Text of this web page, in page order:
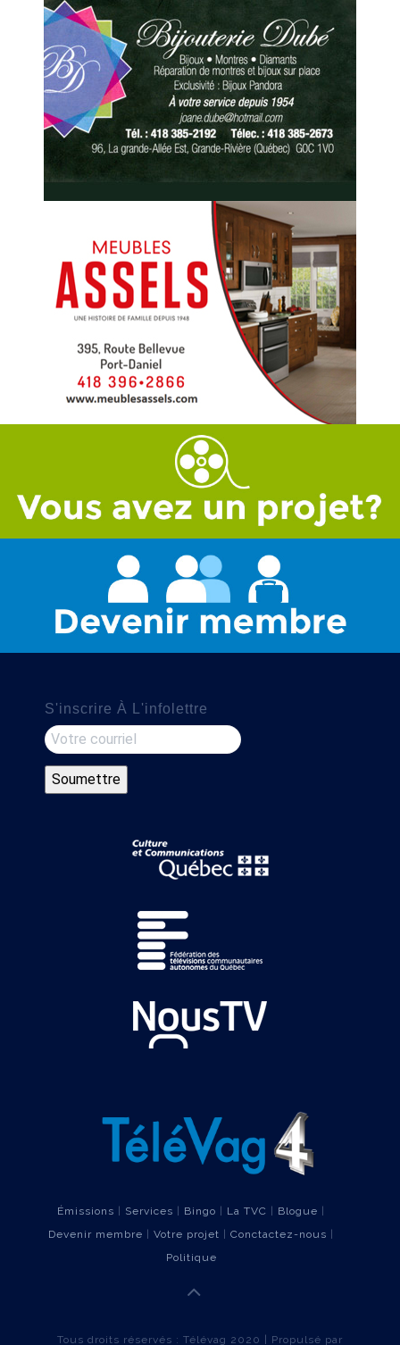
S'inscrire À L'infolettre
Émissions | Services | Bingo | La TVC | Blogue |
Devenir membre | Votre projet | Conctactez-nous |
Politique
Tous droits réservés : Télévag 2020 | Propulsé par